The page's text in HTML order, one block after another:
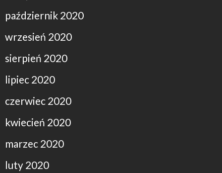
październik 2020
wrzesień 2020
sierpień 2020
lipiec 2020
czerwiec 2020
kwiecień 2020
marzec 2020
luty 2020